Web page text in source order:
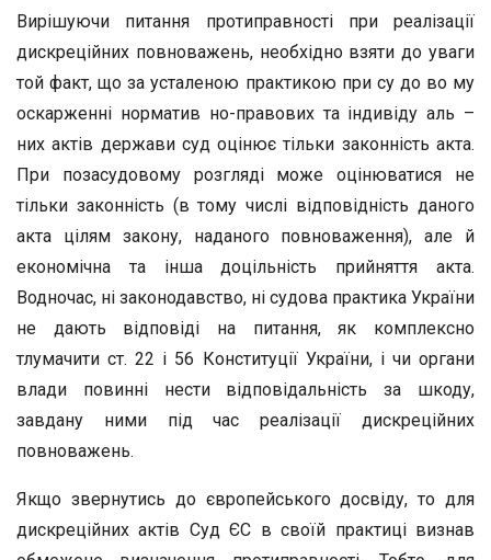
Вирішуючи питання протиправності при реалізації
дискреційних повноважень, необхідно взяти до уваги
той факт, що за усталеною практикою при су до во му
оскарженні норматив но-правових та індивіду аль –
них актів держави суд оцінює тільки законність акта.
При позасудовому розгляді може оцінюватися не
тільки законність (в тому числі відповідність даного
акта цілям закону, наданого повноваження), але й
економічна та інша доцільність прийняття акта.
Водночас, ні законодавство, ні судова практика України
не дають відповіді на питання, як комплексно
тлумачити ст. 22 і 56 Конституції України, і чи органи
влади повинні нести відповідальність за шкоду,
завдану ними під час реалізації дискреційних
повноважень.
Якщо звернутись до європейського досвіду, то для
дискреційних актів Суд ЄС в своїй практиці визнав